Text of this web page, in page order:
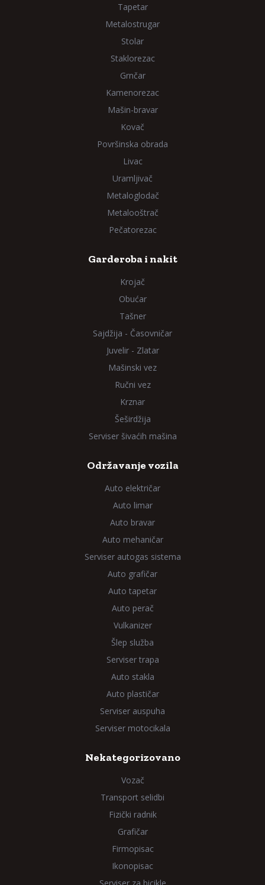
Tapetar
Metalostrugar
Stolar
Staklorezac
Grnčar
Kamenorezac
Mašin-bravar
Kovač
Površinska obrada
Livac
Uramljivač
Metaloglodač
Metalooštrač
Pečatorezac
Garderoba i nakit
Krojač
Obućar
Tašner
Sajdžija - Časovničar
Juvelir - Zlatar
Mašinski vez
Ručni vez
Krznar
Šeširdžija
Serviser šivaćih mašina
Održavanje vozila
Auto električar
Auto limar
Auto bravar
Auto mehaničar
Serviser autogas sistema
Auto grafičar
Auto tapetar
Auto perač
Vulkanizer
Šlep služba
Serviser trapa
Auto stakla
Auto plastičar
Serviser auspuha
Serviser motocikala
Nekategorizovano
Vozač
Transport selidbi
Fizički radnik
Grafičar
Firmopisac
Ikonopisac